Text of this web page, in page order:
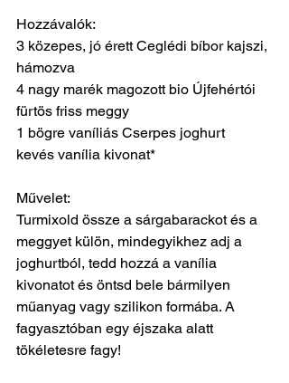
Hozzávalók:
3 közepes, jó érett Ceglédi bíbor kajszi,
hámozva
4 nagy marék magozott bio Újfehértói
fürtös friss meggy
1 bögre vaníliás Cserpes joghurt
kevés vanília kivonat*
Művelet:
Turmixold össze a sárgabarackot és a
meggyet külön, mindegyikhez adj a
joghurtból, tedd hozzá a vanília
kivonatot és öntsd bele bármilyen
műanyag vagy szilikon formába. A
fagyasztóban egy éjszaka alatt
tökéletesre fagy!